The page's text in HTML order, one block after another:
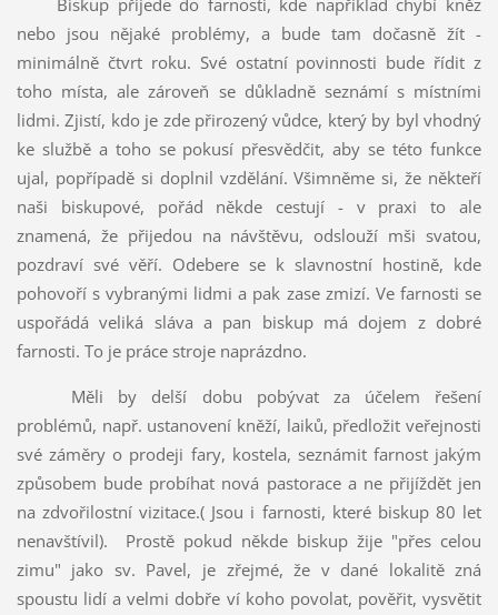
Biskup přijede do farnosti, kde například chybí kněz
nebo jsou nějaké problémy, a bude tam dočasně žít -
minimálně čtvrt roku. Své ostatní povinnosti bude řídit z
toho místa, ale zároveň se důkladně seznámí s místními
lidmi. Zjistí, kdo je zde přirozený vůdce, který by byl vhodný
ke službě a toho se pokusí přesvědčit, aby se této funkce
ujal, popřípadě si doplnil vzdělání. Všimněme si, že někteří
naši biskupové, pořád někde cestují - v praxi to ale
znamená, že přijedou na návštěvu, odslouží mši svatou,
pozdraví své věří. Odebere se k slavnostní hostině, kde
pohovoří s vybranými lidmi a pak zase zmizí. Ve farnosti se
uspořádá veliká sláva a pan biskup má dojem z dobré
farnosti. To je práce stroje naprázdno.
Měli by delší dobu pobývat za účelem řešení
problémů, např. ustanovení kněží, laiků, předložit veřejnosti
své záměry o prodeji fary, kostela, seznámit farnost jakým
způsobem bude probíhat nová pastorace a ne přijíždět jen
na zdvořilostní vizitace.( Jsou i farnosti, které biskup 80 let
nenavštívil).
Prostě pokud někde biskup žije "přes celou
zimu" jako sv. Pavel, je zřejmé, že v dané lokalitě zná
spoustu lidí a velmi dobře ví koho povolat, pověřit, vysvětit